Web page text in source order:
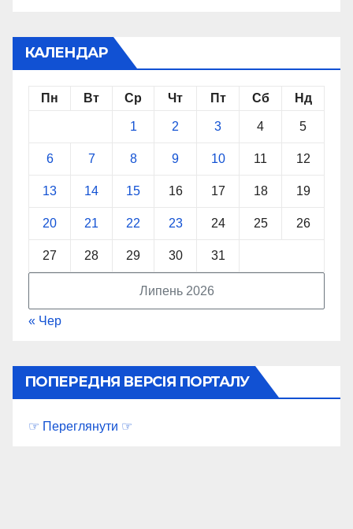
КАЛЕНДАР
Липень 2026
Пн Вт Ср Чт Пт Сб Нд
1 2 3 4 5
6 7 8 9 10 11 12
13 14 15 16 17 18 19
20 21 22 23 24 25 26
27 28 29 30 31
« Чер
ПОПЕРЕДНЯ ВЕРСІЯ ПОРТАЛУ
☞ Переглянути ☞